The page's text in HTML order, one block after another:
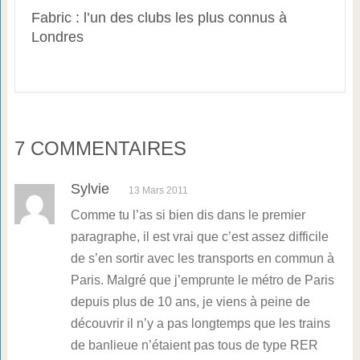
Fabric : l’un des clubs les plus connus à
Londres
7 COMMENTAIRES
Sylvie 13 Mars 2011
Comme tu l’as si bien dis dans le premier
paragraphe, il est vrai que c’est assez difficile
de s’en sortir avec les transports en commun à
Paris. Malgré que j’emprunte le métro de Paris
depuis plus de 10 ans, je viens à peine de
découvrir il n’y a pas longtemps que les trains
de banlieue n’étaient pas tous de type RER